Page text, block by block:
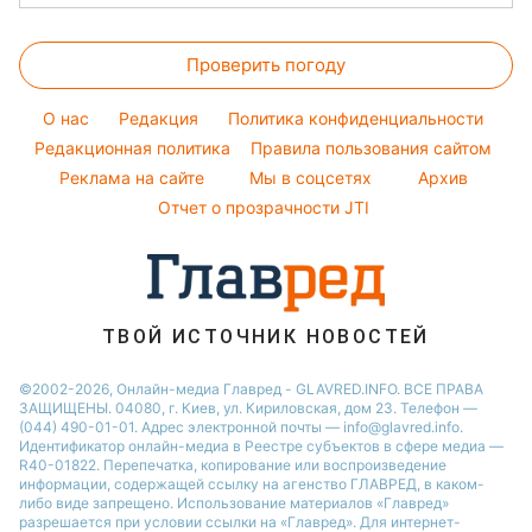
Максим Галкин
Настя Каменских
Виталий Козловский
Потап
София Ротару
Новости моды
Советы от Андре Тана
Женские стрижки
Новости Львова
Новости Полтавы
Новости Днепра
Новости Сум
Новости Тернополя
Новости Черкассы
Новости Одессы
Тесты по картинке
Оптические иллюзии
Народные приметы
Все о шоу-бизнесе
Проверить погоду
O нас Редакция
Политика конфиденциальности
Редакционная политика
Правила пользования сайтом
Реклама на сайте
Мы в соцсетях
Архив
Отчет о прозрачности JTI
ТВОЙ ИСТОЧНИК НОВОСТЕЙ
©2002-2026, Онлайн-медиа Главред - GLAVRED.INFO. ВСЕ ПРАВА
ЗАЩИЩЕНЫ. 04080, г. Киев, ул. Кириловская, дом 23. Телефон —
(044) 490-01-01. Адрес электронной почты — info@glavred.info.
Идентификатор онлайн-медиа в Реестре cубъектов в сфере медиа —
R40-01822. Перепечатка, копирование или воспроизведение
информации, содержащей ссылку на агенство ГЛАВРЕД, в каком-
либо виде запрещено. Использование материалов «Главред»
разрешается при условии ссылки на «Главред». Для интернет-